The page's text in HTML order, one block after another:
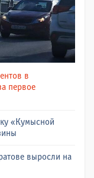
в
первое
«Кумысной
выросли на